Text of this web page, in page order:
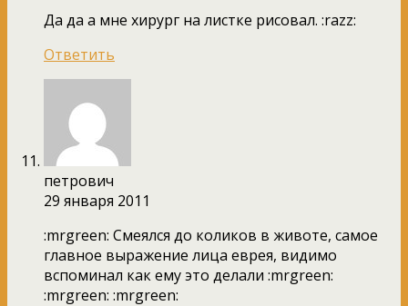
Да да а мне хирург на листке рисовал. :razz:
Ответить
петрович
29 января 2011
:mrgreen: Смеялся до коликов в животе, самое
главное выражение лица еврея, видимо
вспоминал как ему это делали :mrgreen:
:mrgreen: :mrgreen: